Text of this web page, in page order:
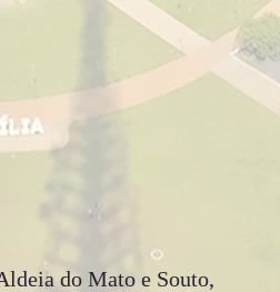
do Mato e Souto,